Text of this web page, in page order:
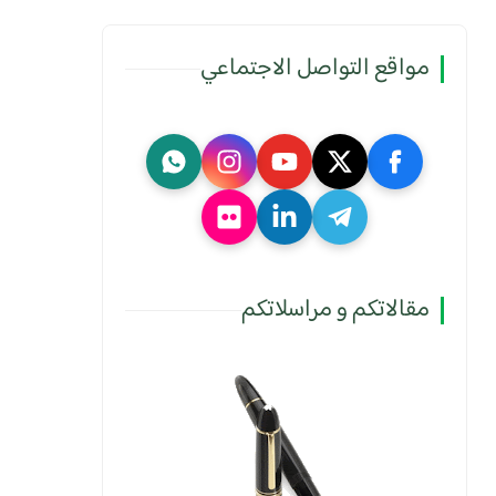
مواقع التواصل الاجتماعي
مقالاتكم و مراسلاتكم